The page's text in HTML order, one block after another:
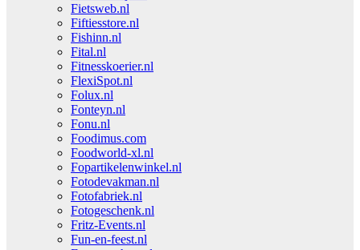
Fietsweb.nl
Fiftiesstore.nl
Fishinn.nl
Fital.nl
Fitnesskoerier.nl
FlexiSpot.nl
Folux.nl
Fonteyn.nl
Fonu.nl
Foodimus.com
Foodworld-xl.nl
Fopartikelenwinkel.nl
Fotodevakman.nl
Fotofabriek.nl
Fotogeschenk.nl
Fritz-Events.nl
Fun-en-feest.nl